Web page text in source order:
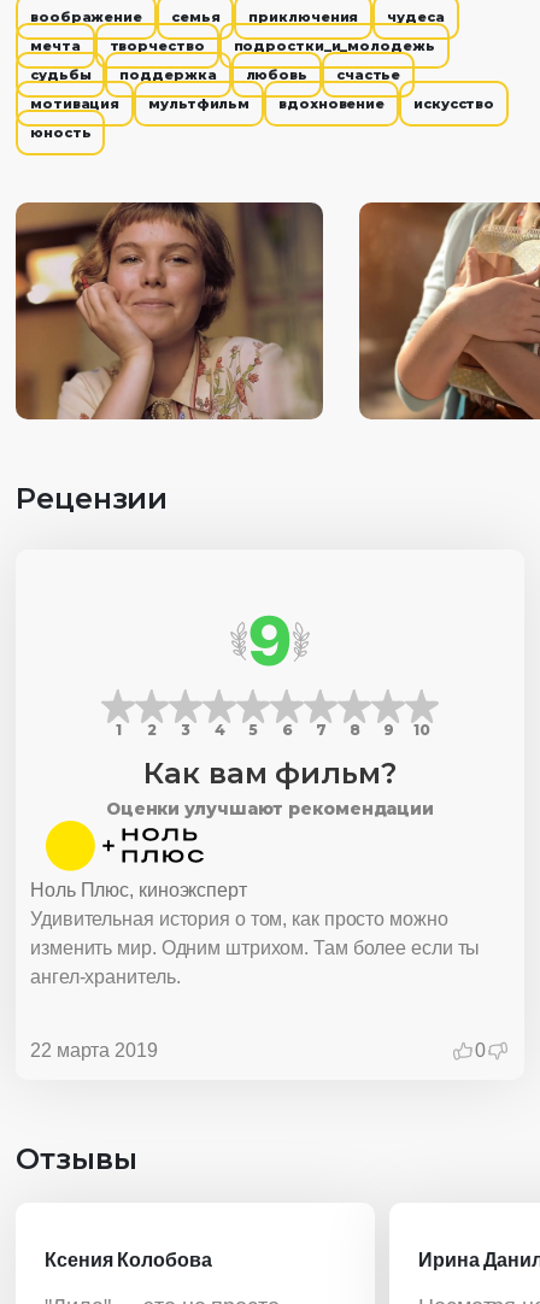
волшебством. Наше воображение делает мир
интереснее и лучше, превращая самые обычные
ситуации в удивительные приключения. Лила помогает
окружающим людям почувствовать себя особенными
незаметно для них. И тогда день каждого человека
смотреть, потому что: 1. Развивает силу воображения. 2.
Учит оптимистично смотреть на мир, не унывать даже в
трудную минуту.
воображение семья приключения
чудеса
мечта
творчество
подростки_и_молодежь
судьбы
поддержка любовь
счастье
мотивация
мультфильм вдохновение
искусство
юность
Рецензии
9
1 2 3 4 5 6 7 8 9 10
Как вам фильм?
Оценки улучшают рекомендации
Удивительная история о том, как просто можно
изменить мир. Одним штрихом. Там более если ты
ангел-хранитель.
22 марта 2019 0
Ноль Плюс, киноэксперт
Отзывы
Ксения Колобова Ирина